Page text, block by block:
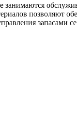
занимаются
позволяют
запасами